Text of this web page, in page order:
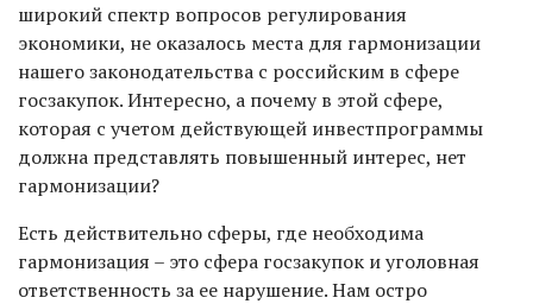
широкий спектр вопросов регулирования
экономики, не оказалось места для гармонизации
нашего законодательства с российским в сфере
госзакупок. Интересно, а почему в этой сфере,
которая с учетом действующей инвестпрограммы
должна представлять повышенный интерес, нет
гармонизации?
Есть действительно сферы, где необходима
гармонизация – это сфера госзакупок и уголовная
ответственность за ее нарушение. Нам остро